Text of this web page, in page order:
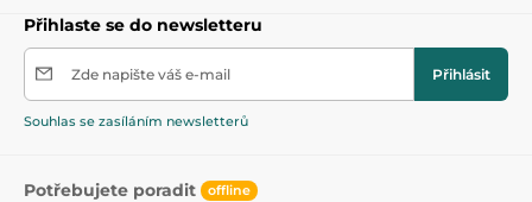
Přihlaste se do newsletteru
Zde napište váš e-mail Přihlásit
Souhlas se zasíláním newsletterů
Potřebujete poradit offline